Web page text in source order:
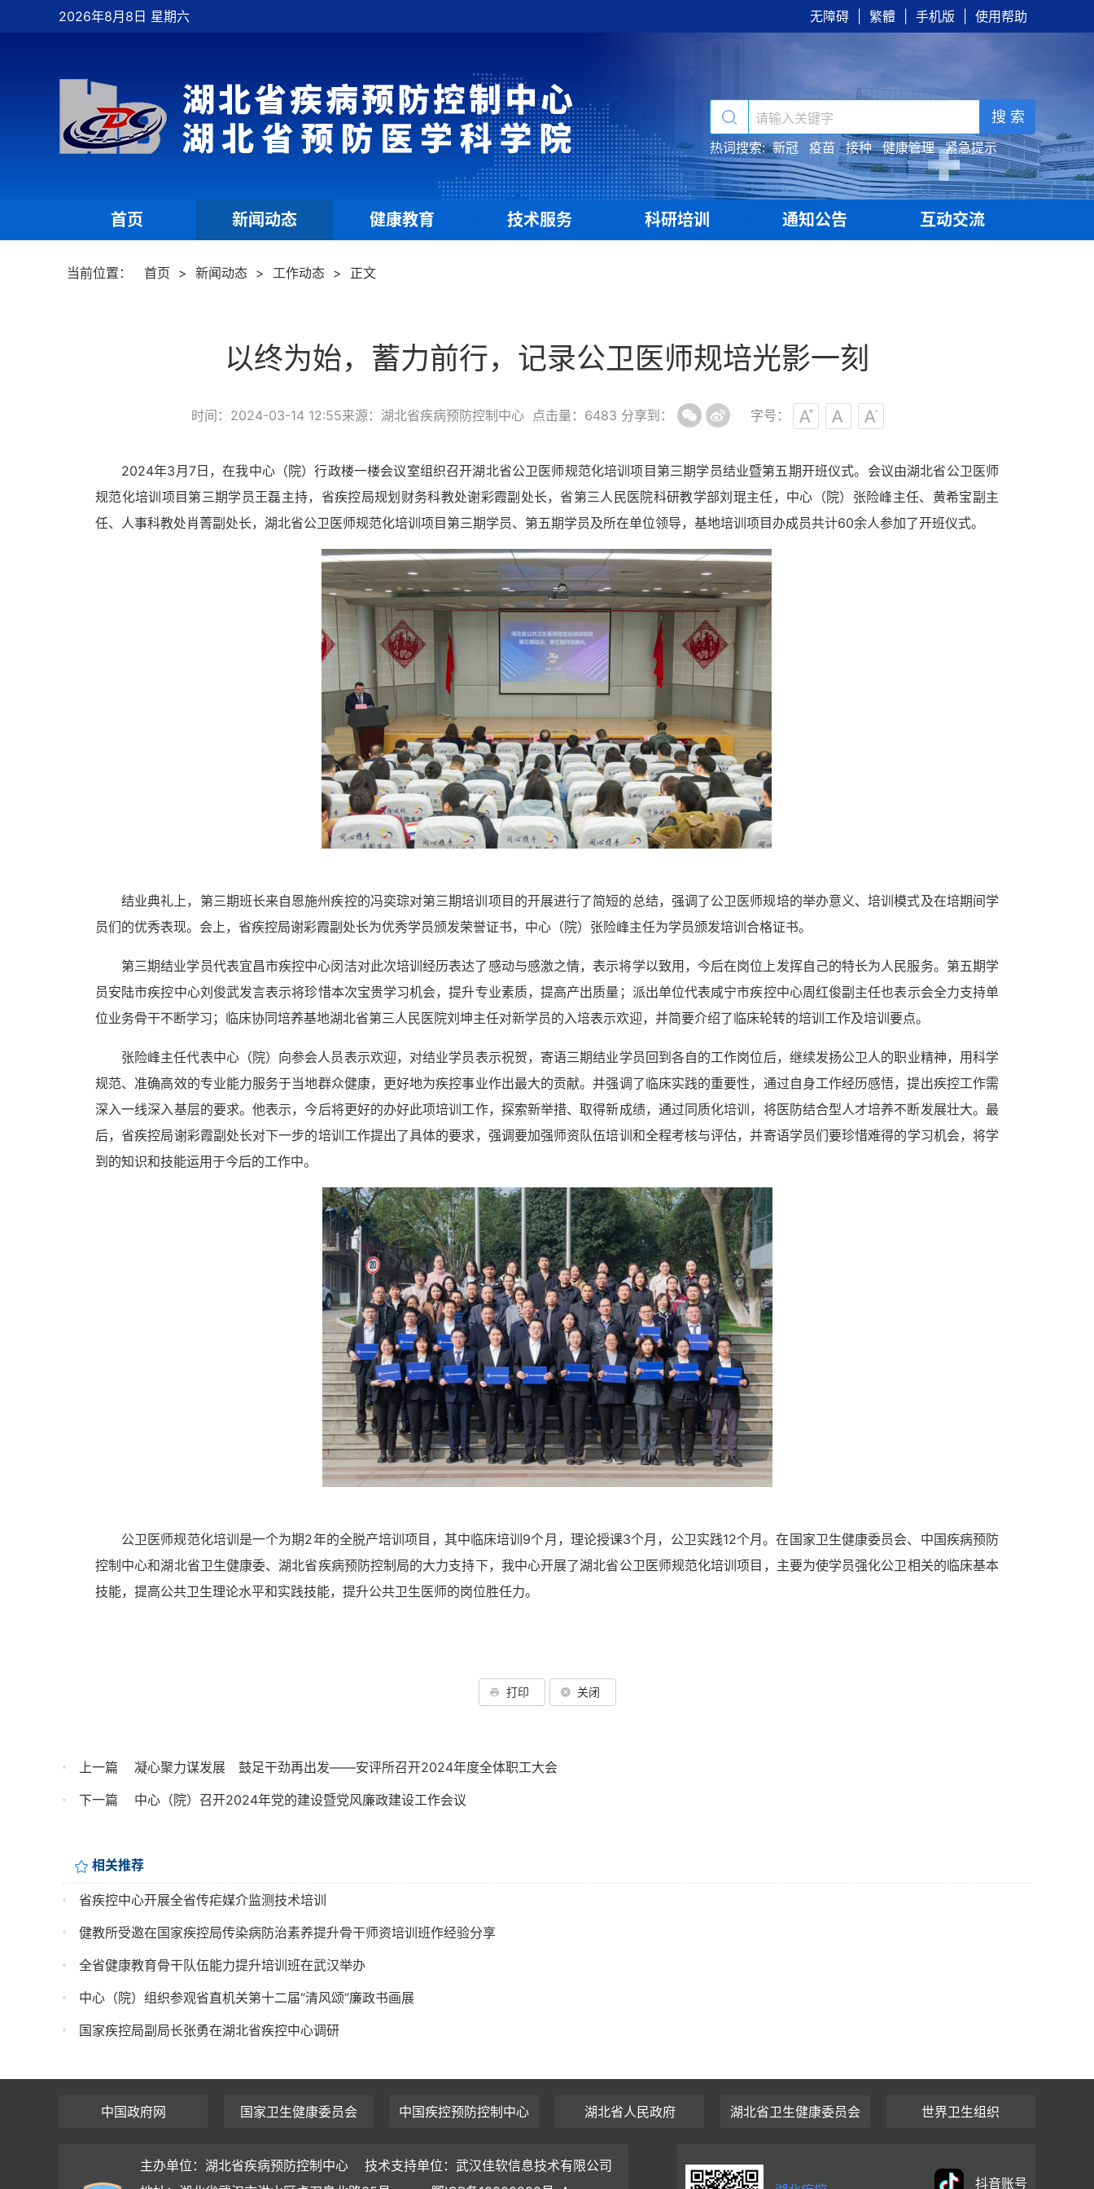
2026年8月8日 星期六 无障碍 繁體 手机版 使用帮助
搜 索
热词搜索: 新冠 疫苗 接种 健康管理 紧急提示
首页 新闻动态 健康教育 技术服务 科研培训 通知公告 互动交流
当前位置： 首页 > 新闻动态 > 工作动态 > 正文
以终为始，蓄力前行，记录公卫医师规培光影一刻
时间：2024-03-14 12:55来源：湖北省疾病预防控制中心 点击量： 6483 分享到： 字号：
2024年3月 7日，在我中心（院）行政楼一楼会议室组织召开湖北省公卫医师规范化培训项目第三期学员结业暨第五期开班仪式。会议由湖北省公卫医师
规范化培训项目第三期学员王磊主持，省疾控局规划财务科教处谢彩霞副处长，省第三人民医院科研教学部刘琨主任，中心（院）张险峰主任、黄希宝副主
任、人事科教处肖菁副处长， 湖北省公卫医师规范化培训 项目第三期学员、第五期学员及所在单位领导， 基地培训项目办成员共计60余人参加了开班仪式。
结业典礼上，第三期班长来自恩施州疾控的冯奕琮对第三期培训项目的开展进行了简短的总结，强调了公卫医师规培的举办意义、培训模式及在培期间学
员们的优秀表现。会上，省疾控局谢彩霞副处长为优秀学员颁发荣誉证书，中心（院）张险峰主任为学员颁发培训合格证书。
第三期结业学员代表宜昌市疾控中心闵洁对此次培训经历表达了感动与感激之情，表示将学以致用，今后在岗位上发挥自己的特长为人民服务。第五期学
员安陆市疾控中心刘俊武发言表示将珍惜本次宝贵学习机会，提升专业素质，提高产出质量；派出单位代表咸宁市疾控中心周红俊副主任也表示会全力支持单
位业务骨干不断学习； 临床协同培养基地湖北省第三人民医院刘坤主任对新学员的入培表示欢迎，并简要介绍了临床轮转的培训工作及培训要点。
张险峰主任代表中心（院） 向参会人员表示欢迎， 对结业学员表示祝贺，寄语三期结业学员回到各自的工作岗位后，继续发扬公卫人的职业精神，用科学
规范、准确高效的专业能力服务于当地群众健康，更好地为疾控事业作出最大的贡献。并强调了临床实践的重要性，通过自身工作经历感悟，提出疾控工作需
深入一线深入基层的要求。他表示，今后将更好的办好此项培训工作，探索新举措、取得新成绩，通过同质化培训，将医防结合型人才培养不断发展壮大。 最
后，省疾控局谢彩霞副处长对下一步的培训工作提出了具体的要求，强调要加强师资队伍培训和全程考核与评估，并寄语学员们要珍惜难得的学习机会，将学
到的知识和技能运用于今后的工作中。
公卫医师规范化培训 是一个为期2年的全脱产培训项目， 其中临床培训9个月，理论授课3个月，公卫实践12个月。在 国家卫生健康委员会、 中国疾病预防
控制中心和湖北省卫生健康委、湖北省疾病预防控制局的大力支持下，我中心开展了湖北省公卫医师规范化培训项目， 主要为使学员强化公卫相关的临床基本
技能，提高公共卫生理论水平和实践技能，提升公共卫生医师的岗位胜任力。
打印 关闭
上一篇
凝心聚力谋发展　鼓足干劲再出发——安评所召开2024年度全体职工大会
下一篇
中心（院）召开2024年党的建设暨党风廉政建设工作会议
相关推荐
省疾控中心开展全省传疟媒介监测技术培训
健教所受邀在国家疾控局传染病防治素养提升骨干师资培训班作经验分享
全省健康教育骨干队伍能力提升培训班在武汉举办
中心（院）组织参观省直机关第十二届“清风颂”廉政书画展
国家疾控局副局长张勇在湖北省疾控中心调研
中国政府网 国家卫生健康委员会 中国疾控预防控制中心 湖北省人民政府 湖北省卫生健康委员会 世界卫生组织
主办单位：湖北省疾病预防控制中心
技术支持单位：武汉佳软信息技术有限公司
抖音账号